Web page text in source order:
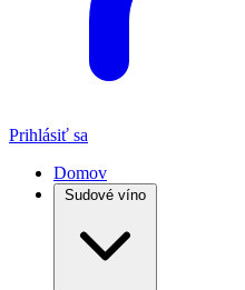
Prihlásiť sa
Domov
Sudové víno